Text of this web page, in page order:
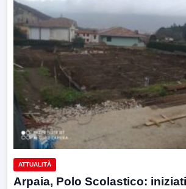
ATTUALITÀ
Arpaia, Polo Scolastico: